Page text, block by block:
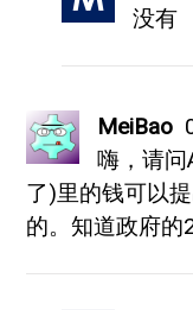
没有
MeiBao
嗨，请问
了)里的钱可以
的。知道政府的